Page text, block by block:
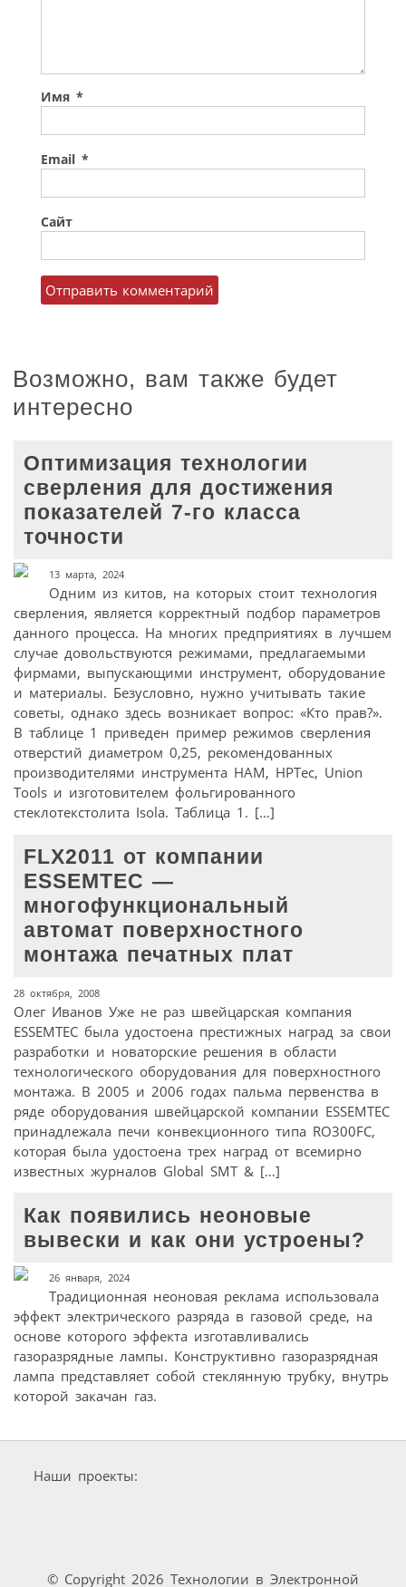
Имя *
Email *
Сайт
Возможно, вам также будет
интересно
Оптимизация технологии
сверления для достижения
показателей 7-го класса
точности
13 марта, 2024
Одним из китов, на которых стоит технология
сверления, является корректный подбор параметров
данного процесса. На многих предприятиях в лучшем
случае довольствуются режимами, предлагаемыми
фирмами, выпускающими инструмент, оборудование
и материалы. Безусловно, нужно учитывать такие
советы, однако здесь возникает вопрос: «Кто прав?».
В таблице 1 приведен пример режимов сверления
отверстий диаметром 0,25, рекомендованных
производителями инструмента HAM, HPTec, Union
Tools и изготовителем фольгированного
стеклотекстолита Isola. Таблица 1. […]
FLX2011 от компании
ESSEMTEC —
многофункциональный
автомат поверхностного
монтажа печатных плат
28 октября, 2008
Олег Иванов Уже не раз швейцарская компания
ESSEMTEC была удостоена престижных наград за свои
разработки и новаторские решения в области
технологического оборудования для поверхностного
монтажа. В 2005 и 2006 годах пальма первенства в
ряде оборудования швейцарской компании ESSEMTEC
принадлежала печи конвекционного типа RO300FC,
которая была удостоена трех наград от всемирно
известных журналов Global SMT & […]
Как появились неоновые
вывески и как они устроены?
26 января, 2024
Традиционная неоновая реклама использовала
эффект электрического разряда в газовой среде, на
основе которого эффекта изготавливались
газоразрядные лампы. Конструктивно газоразрядная
лампа представляет собой стеклянную трубку, внутрь
которой закачан газ.
Наши проекты:
© Copyright 2026 Технологии в Электронной